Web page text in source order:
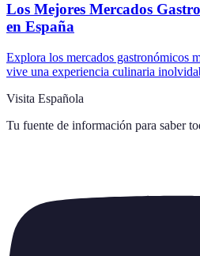
Los Mejores Mercados
en España
Explora los mercados gastronómicos
vive una experiencia culinaria
Visita Española
Tu fuente de información para saber